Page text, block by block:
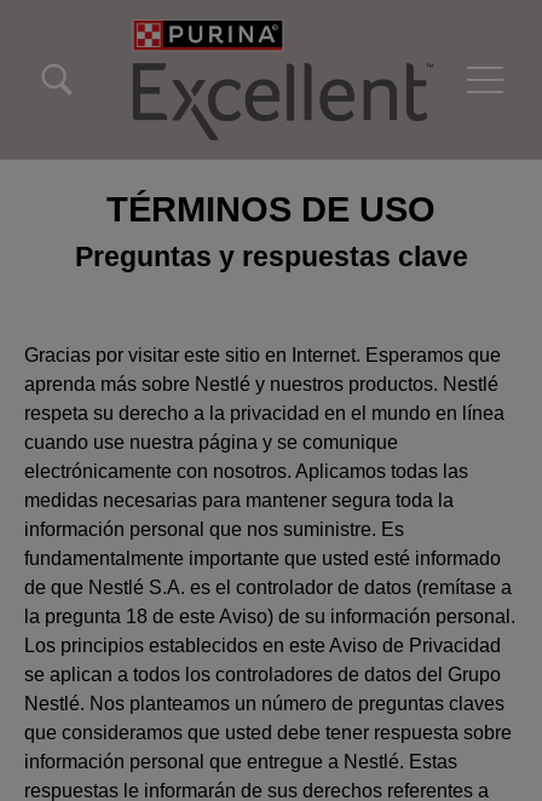
Menu Secundario Excellent
Menu Principal Excellent
TÉRMINOS DE USO
Preguntas y respuestas clave
Gracias por visitar este sitio en Internet. Esperamos que
aprenda más sobre Nestlé y nuestros productos. Nestlé
respeta su derecho a la privacidad en el mundo en línea
cuando use nuestra página y se comunique
electrónicamente con nosotros. Aplicamos todas las
medidas necesarias para mantener segura toda la
información personal que nos suministre. Es
fundamentalmente importante que usted esté informado
de que Nestlé S.A. es el controlador de datos (remítase a
la pregunta 18 de este Aviso) de su información personal.
Los principios establecidos en este Aviso de Privacidad
se aplican a todos los controladores de datos del Grupo
Nestlé. Nos planteamos un número de preguntas claves
que consideramos que usted debe tener respuesta sobre
información personal que entregue a Nestlé. Estas
respuestas le informarán de sus derechos referentes a